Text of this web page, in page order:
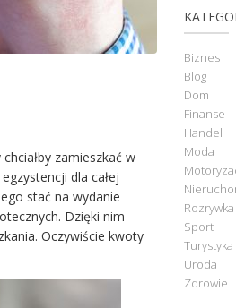
zamieszkać w
dla całej
stać na wydanie
Dzięki nim
Oczywiście kwoty
Biznes
Blog
Dom
Finanse
Handel
Moda
Rozrywka
Sport
Turystyka
Uroda
Zdrowie